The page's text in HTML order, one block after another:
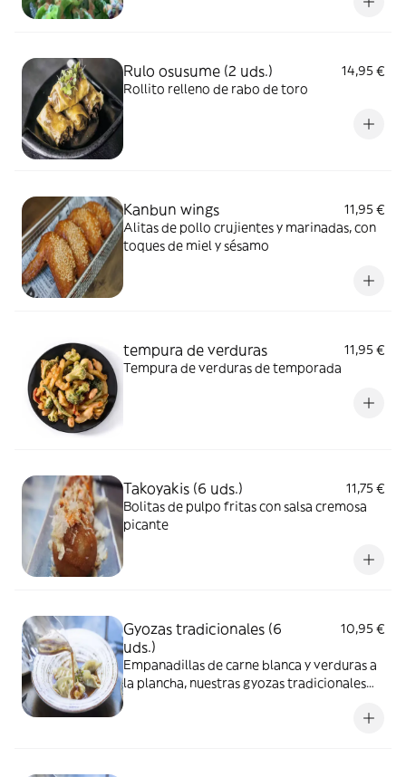
Rulo osusume (2 uds.)
14,95 €
Rollito relleno de rabo de toro
Kanbun wings
11,95 €
Alitas de pollo crujientes y marinadas, con
toques de miel y sésamo
tempura de verduras
11,95 €
Tempura de verduras de temporada
Takoyakis (6 uds.)
11,75 €
Bolitas de pulpo fritas con salsa cremosa
picante
Gyozas tradicionales (6
uds.)
10,95 €
Empanadillas de carne blanca y verduras a
la plancha, nuestras gyozas tradicionales